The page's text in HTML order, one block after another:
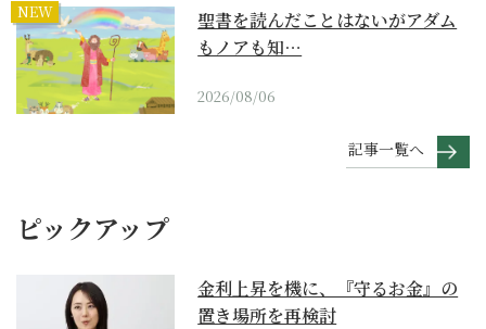
NEW
聖書を読んだことはないがアダム
もノアも知…
2026/08/06
記事一覧へ
ピックアップ
金利上昇を機に、『守るお金』の
置き場所を再検討